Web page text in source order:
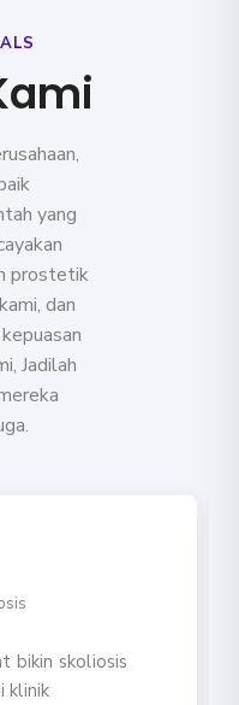
yang
prostetik
dan
Jadilah
bikin skoliosis
klinik